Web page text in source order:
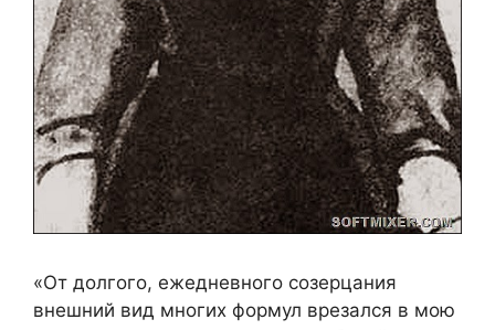
«От долгого, ежедневного созерцания
внешний вид многих формул врезался в мою